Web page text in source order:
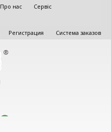
Про нас
Сервіс
Регистрация Система заказов